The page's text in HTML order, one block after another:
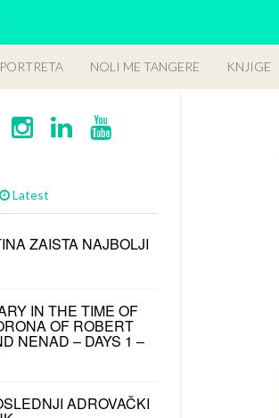
NOLI ME TANGERE KNJIGE
Latest
ZAISTA NAJBOLJI
IN THE TIME OF
OF ROBERT
NENAD – DAYS 1 –
ADROVAČKI